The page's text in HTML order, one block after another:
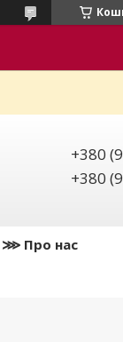
+380
+380
⋙ Про нас